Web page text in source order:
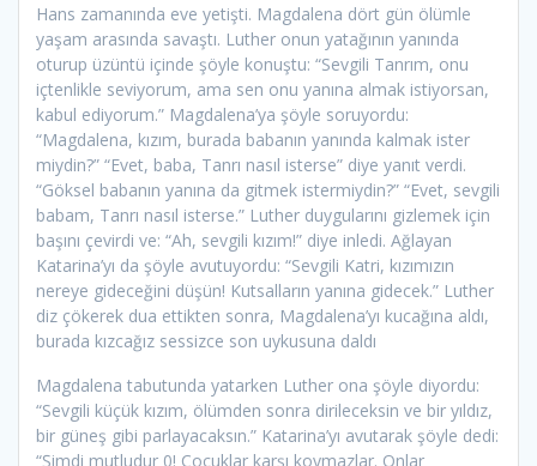
Hans zamanında eve yetişti. Magdalena dört gün ölümle
yaşam arasında savaştı. Luther onun yatağının yanında
oturup üzüntü içinde şöyle konuştu: “Sevgili Tanrım, onu
içtenlikle seviyorum, ama sen onu yanına almak istiyorsan,
kabul ediyorum.” Magdalena’ya şöyle soruyordu:
“Magdalena, kızım, burada babanın yanında kalmak ister
miydin?” “Evet, baba, Tanrı nasıl isterse” diye yanıt verdi.
“Göksel babanın yanına da gitmek istermiydin?” “Evet, sevgili
babam, Tanrı nasıl isterse.” Luther duygularını gizlemek için
başını çevirdi ve: “Ah, sevgili kızım!” diye inledi. Ağlayan
Katarina’yı da şöyle avutuyordu: “Sevgili Katri, kızımızın
nereye gideceğini düşün! Kutsalların yanına gidecek.” Luther
diz çökerek dua ettikten sonra, Magdalena’yı kucağına aldı,
burada kızcağız sessizce son uykusuna daldı
Magdalena tabutunda yatarken Luther ona şöyle diyordu:
“Sevgili küçük kızım, ölümden sonra dirileceksin ve bir yıldız,
bir güneş gibi parlayacaksın.” Katarina’yı avutarak şöyle dedi:
“Şimdi mutludur 0! Çocuklar karşı koymazlar. Onlar